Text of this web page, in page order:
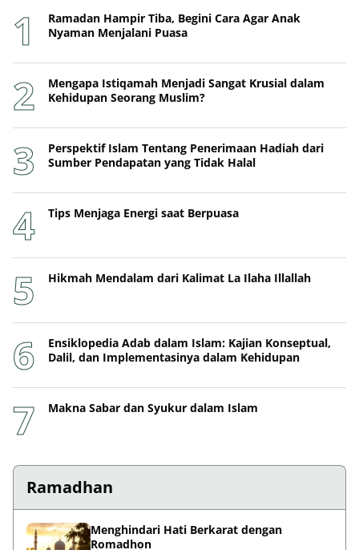
Ramadan Hampir Tiba, Begini Cara Agar Anak
Nyaman Menjalani Puasa
Mengapa Istiqamah Menjadi Sangat Krusial dalam
Kehidupan Seorang Muslim?
Perspektif Islam Tentang Penerimaan Hadiah dari
Sumber Pendapatan yang Tidak Halal
Tips Menjaga Energi saat Berpuasa
Hikmah Mendalam dari Kalimat La Ilaha Illallah
Ensiklopedia Adab dalam Islam: Kajian Konseptual,
Dalil, dan Implementasinya dalam Kehidupan
Makna Sabar dan Syukur dalam Islam
Ramadhan
Menghindari Hati Berkarat dengan
Romadhon